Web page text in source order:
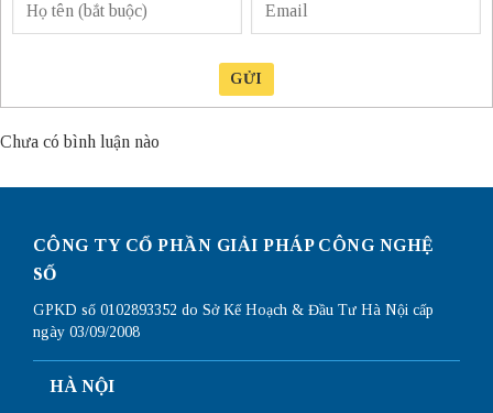
GỬI
Chưa có bình luận nào
CÔNG TY CỔ PHẦN GIẢI PHÁP CÔNG NGHỆ
SỐ
GPKD số 0102893352 do Sở Kế Hoạch & Đầu Tư Hà Nội cấp
ngày 03/09/2008
HÀ NỘI